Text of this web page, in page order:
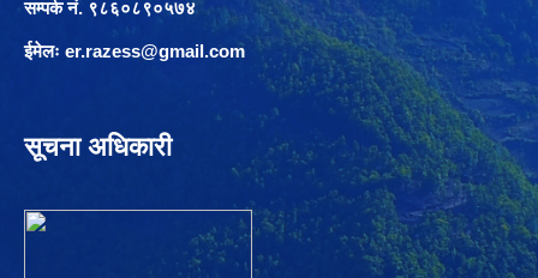
सम्पर्क नं. ९८६०८९०५७४
ईमेलः er.razess@gmail.com
सूचना अधिकारी